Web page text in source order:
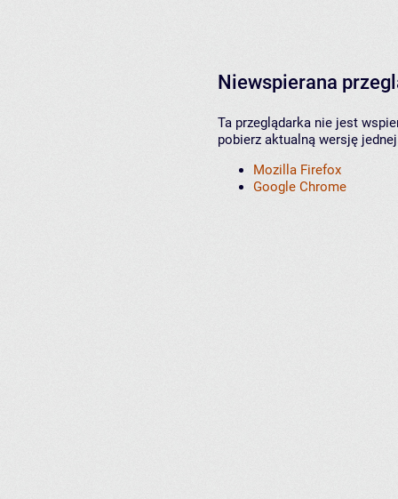
Niewspierana
Ta przeglądarka nie jest
pobierz aktualną wersję
Mozilla Firefox
Google Chrome